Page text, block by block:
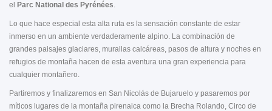
el
Parc National des Pyrénées.
Lo que hace especial esta alta ruta es la sensación constante de estar
inmerso en un ambiente verdaderamente alpino. La combinación de
grandes paisajes glaciares, murallas calcáreas, pasos de altura y noches en
refugios de montaña hacen de esta aventura una gran experiencia para
cualquier montañero.
Partiremos y finalizaremos en San Nicolás de Bujaruelo y pasaremos por
míticos lugares de la montaña pirenaica como la Brecha Rolando, Circo de